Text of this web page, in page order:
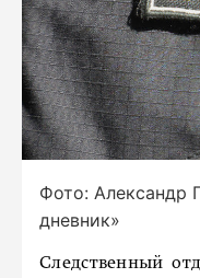
Фото: Александр
дневник»
Следственный